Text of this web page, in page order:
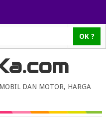
DAN MOTOR, HARGA